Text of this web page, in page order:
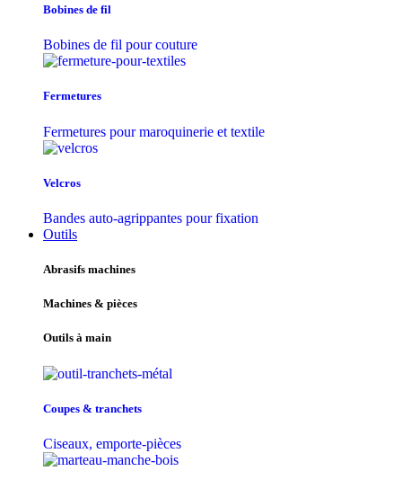
Bobines de fil
Bobines de fil pour couture
Fermetures
Fermetures pour maroquinerie et textile
Velcros
Bandes auto-agrippantes pour fixation
Outils
Abrasifs machines
Machines & pièces
Outils à main
Coupes & tranchets
Ciseaux, emporte-pièces